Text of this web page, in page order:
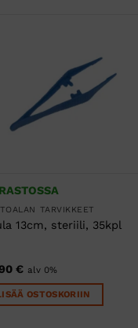
TARVIKKEET
13cm, steriili, 35kpl
€ alv 0%
OSTOSKORIIN